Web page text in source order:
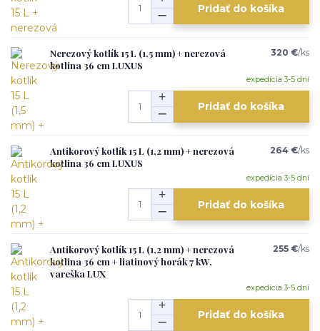
Pridať do košíka
Nerezový kotlík 15 L (1,5 mm) + nerezová
kotlina 36 cm LUXUS
320 €/ks
expedícia 3-5 dní
Pridať do košíka
Antikorový kotlík 15 L (1,2 mm) + nerezová
kotlina 36 cm LUXUS
264 €/ks
expedícia 3-5 dní
Pridať do košíka
Antikorový kotlík 15 L (1,2 mm) + nerezová
kotlina 36 cm + liatinový horák 7 kW,
vareška LUX
255 €/ks
expedícia 3-5 dní
Pridať do košíka